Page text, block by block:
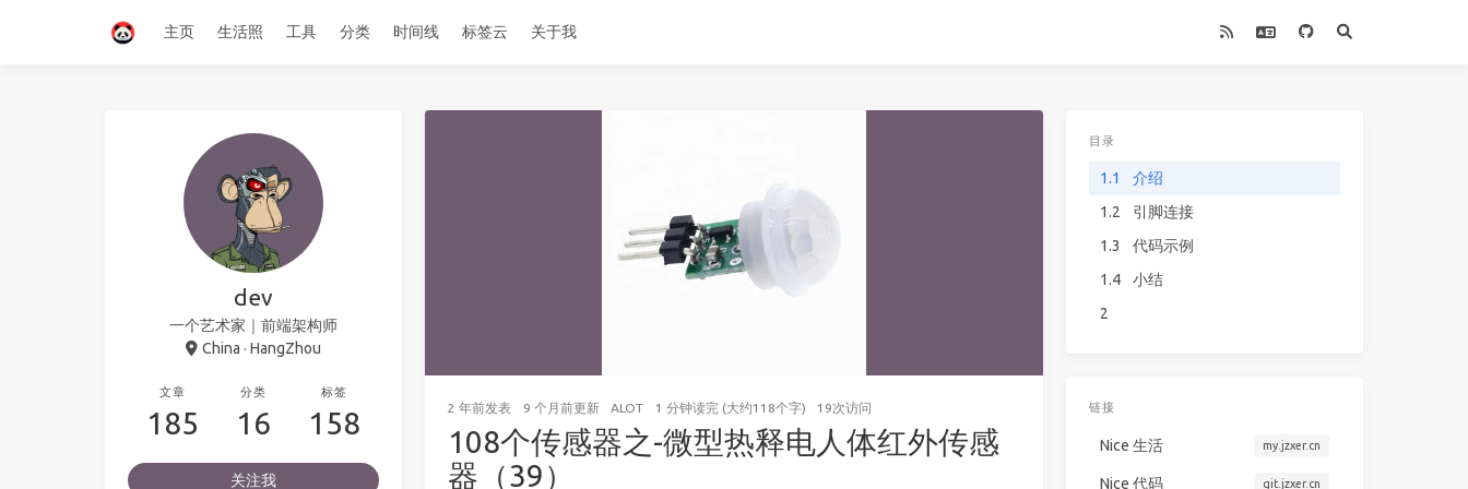
主页 生活照 工具 分类 时间线 标签云 关于我
2 年前发表 9 个月前更新 ALOT 1 分钟读完 (大约118个字) 19次访问
108个传感器之-微型热释电人体红外传感
器（39）
dev
一个艺术家｜前端架构师
China · HangZhou
文章
185
分类
16
标签
158
关注我
目录
1.1
介绍
1.2
引脚连接
1.3
代码示例
1.4
小结
2
链接
Nice 生活 my.jzxer.cn
Nice 代码 git.jzxer.cn